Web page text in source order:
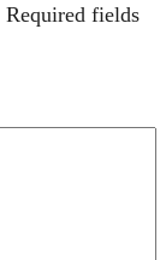
Required fields